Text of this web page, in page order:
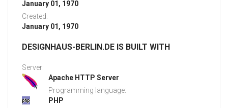
January 01, 1970
Created:
January 01, 1970
DESIGNHAUS-BERLIN.DE IS BUILT WITH
Server:
Apache HTTP Server
Programming language:
PHP